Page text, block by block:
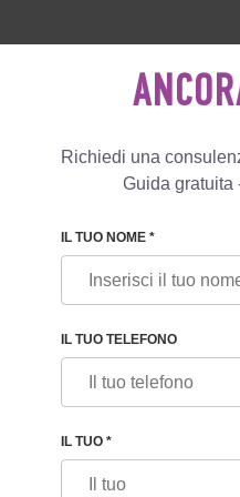
800 596 812
Recensioni
PROBLEMI ETICI DELLA
Richiedi una
Guida gratuita
IL TUO NOME *
IL TUO TELEFONO
IL TUO *